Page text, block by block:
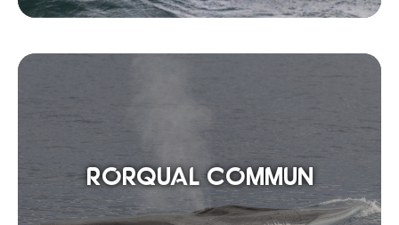
RORQUAL COMMUN